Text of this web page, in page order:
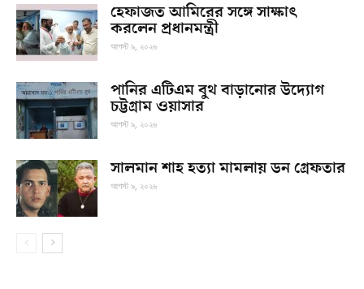
হেফাজত আমিরের সঙ্গে সাক্ষাৎ
করলেন প্রধানমন্ত্রী
আগস্ট ৯, ২০২৬
পানির এটিএম বুথ বাড়ানোর উদ্যোগ
চট্টগ্রাম ওয়াসার
আগস্ট ৯, ২০২৬
সালমান শাহ হত্যা মামলায় ডন গ্রেফতার
আগস্ট ৯, ২০২৬